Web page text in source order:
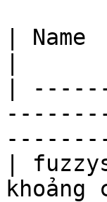
|
|
|